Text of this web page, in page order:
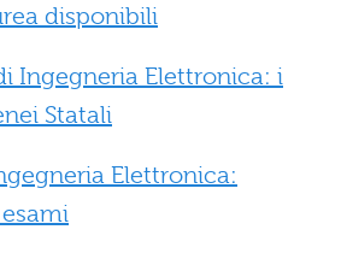
disponibili
Ingegneria Elettronica: i
Statali
Elettronica: